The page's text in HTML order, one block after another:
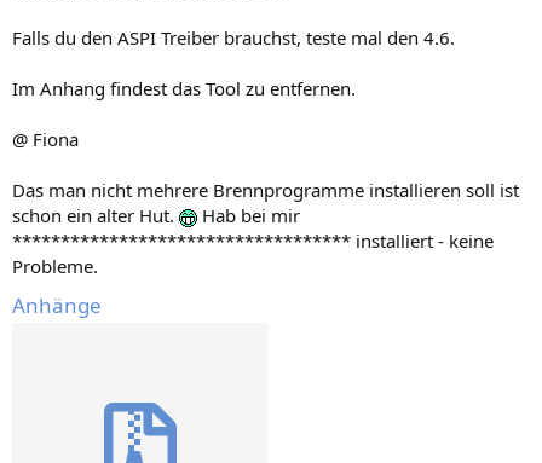
Falls du den ASPI Treiber brauchst, teste mal den 4.6.
Im Anhang findest das Tool zu entfernen.
@ Fiona
Das man nicht mehrere Brennprogramme installieren soll ist
schon ein alter Hut.
Hab bei mir
*********************************** installiert - keine
Probleme.
Anhänge